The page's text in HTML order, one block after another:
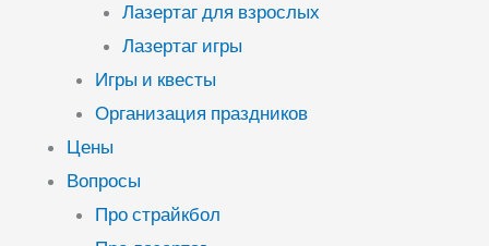
Лазертаг для взрослых
Лазертаг игры
Игры и квесты
Организация праздников
Цены
Вопросы
Про страйкбол